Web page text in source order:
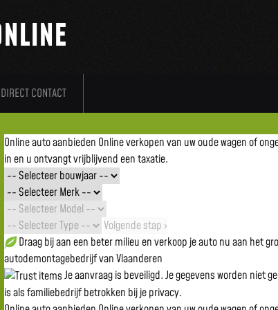
DIRECT CONTACT
Online auto aanbieden Online verkopen van uw oude wagen of
in en u ontvangt vrijblijvend een taxatie.
Volgende stap ›
Draag bij aan een beter milieu en verkoop je auto nu aan het
autodemontagebedrijf van Vlaanderen
Je aanvraag is beveiligd. Je gegevens worden niet
is als familiebedrijf betrokken bij je privacy.